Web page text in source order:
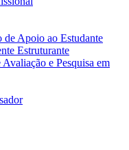
Apoio ao Estudante
Estruturante
e Pesquisa em